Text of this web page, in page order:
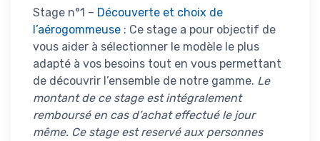
Stage n°1 – Découverte et choix de
l’aérogommeuse : Ce stage a pour objectif de
vous aider à sélectionner le modèle le plus
adapté à vos besoins tout en vous permettant
de découvrir l’ensemble de notre gamme. Le
montant de ce stage est intégralement
remboursé en cas d’achat effectué le jour
même. Ce stage est reservé aux personnes